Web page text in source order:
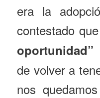
era la
contestado
oportunidad”
de volver a
nos